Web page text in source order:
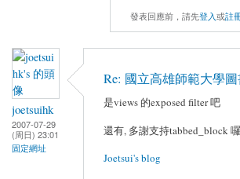
發表回應前，請先登入或註
joetsuihk
2007-07-29
(周日) 23:01
固定網址
Re: 國立高雄師範大學
是views 的exposed filter 吧
還有, 多謝支持tabbed_block
Joetsui's blog